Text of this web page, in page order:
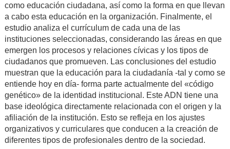
como educación ciudadana, así como la forma en que llevan
a cabo esta educación en la organización. Finalmente, el
estudio analiza el currículum de cada una de las
instituciones seleccionadas, considerando las áreas en que
emergen los procesos y relaciones cívicas y los tipos de
ciudadanos que promueven. Las conclusiones del estudio
muestran que la educación para la ciudadanía -tal y como se
entiende hoy en día- forma parte actualmente del «código
genético» de la identidad institucional. Este ADN tiene una
base ideológica directamente relacionada con el origen y la
afiliación de la institución. Esto se refleja en los ajustes
organizativos y curriculares que conducen a la creación de
diferentes tipos de profesionales dentro de la sociedad.